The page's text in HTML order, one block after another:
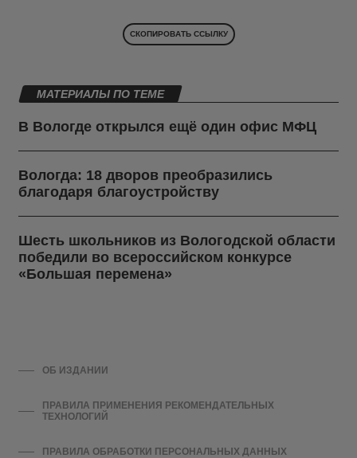
СКОПИРОВАТЬ ССЫЛКУ
МАТЕРИАЛЫ ПО ТЕМЕ
В Вологде открылся ещё один офис МФЦ
Вологда: 18 дворов преобразились
благодаря благоустройству
Шесть школьников из Вологодской области
победили во всероссийском конкурсе
«Большая перемена»
ОБ ИЗДАНИИ
ПРАВИЛА ПРИМЕНЕНИЯ РЕКОМЕНДАТЕЛЬНЫХ
ТЕХНОЛОГИЙ
ПРАВИЛА ОБРАБОТКИ ПЕРСОНАЛЬНЫХ ДАННЫХ